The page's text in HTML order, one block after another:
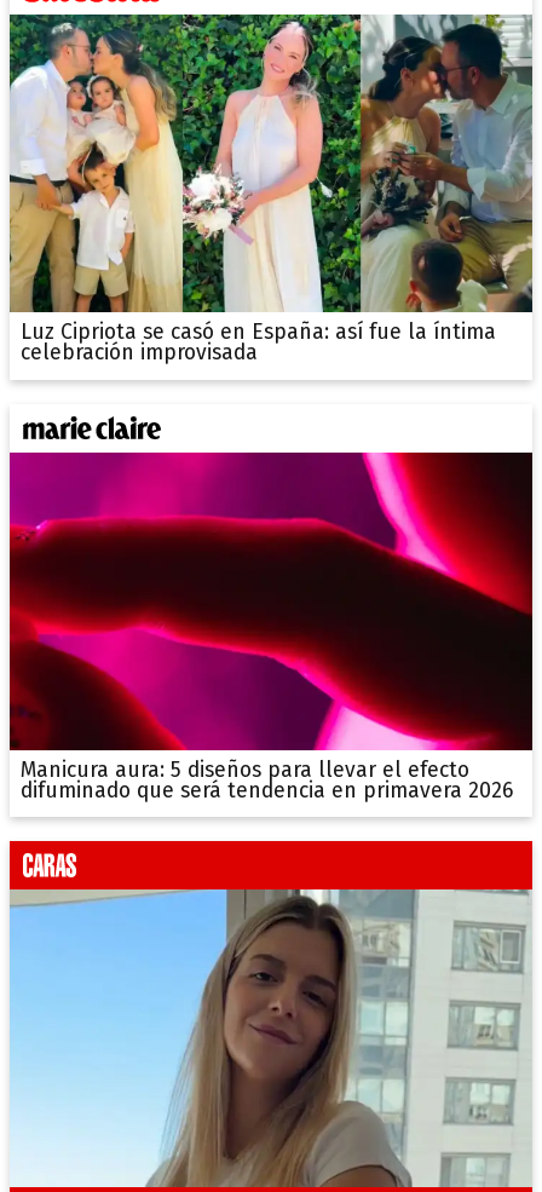
Luz Cipriota se casó en España: así fue la íntima
celebración improvisada
Manicura aura: 5 diseños para llevar el efecto
difuminado que será tendencia en primavera 2026